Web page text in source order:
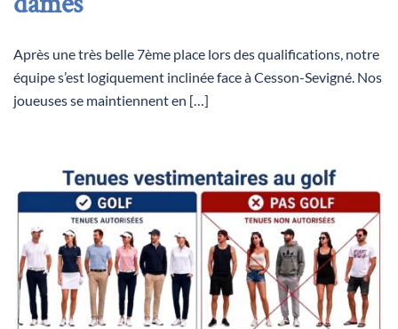
Après une très belle 7ème place lors des qualifications, notre
équipe s’est logiquement inclinée face à Cesson-Sevigné. Nos
joueuses se maintiennent en […]